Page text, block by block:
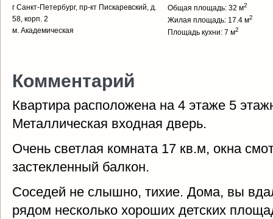
г Санкт-Петербург, пр-кт Пискаревский, д.
58, корп. 2
м. Академическая
Общая площадь: 32 м2
Жилая площадь: 17.4 м2
Площадь кухни: 7 м2
Комментарий
Квартира расположена на 4 этаже 5
Металлическая входная дверь.
Очень светлая комната 17 кв.м, окна
застекленный балкон.
Соседей не слышно, тихие. Дома, вы
рядом несколько хороших детских